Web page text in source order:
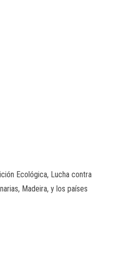
Ecológica, Lucha contra
Madeira, y los países